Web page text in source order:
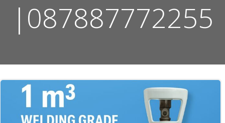
|087887772255